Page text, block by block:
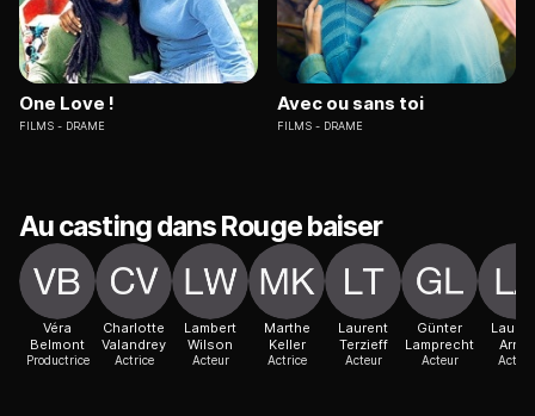
One Love !
FILMS DRAME
Avec ou sans toi
FILMS DRAME
Au casting dans Rouge baiser
Véra
Belmont
Productrice
Charlotte
Valandrey
Actrice
Lambert
Wilson
Acteur
Marthe
Keller
Actrice
Laurent
Terzieff
Acteur
Günter
Lamprecht
Acteur
Arnal
Acteur